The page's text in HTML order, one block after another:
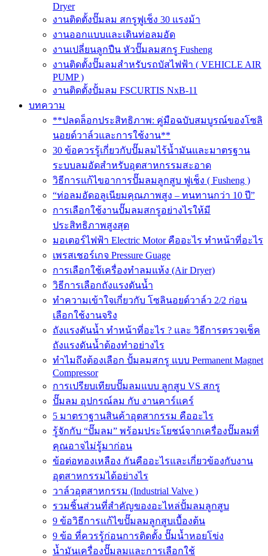
Dryer
งานติดตั้งปั๊มลม สกรูฟูเช็ง 30 แรงม้า
งานออกแบบและเดินท่อลมอัด
งานเปลี่ยนลูกปืน หัวปั๊มลมสกรู Fusheng
งานติดตั้งปั๊มลมสำหรับรถบัสไฟฟ้า ( VEHICLE AIR
PUMP )
งานติดตั้งปั้มลม FSCURTIS NxB-11
บทความ
**ปลดล็อกประสิทธิภาพ: คู่มือฉบับสมบูรณ์ของโซลิ
นอยด์วาล์วและการใช้งาน**
30 ข้อควรรู้เกี่ยวกับปั๊มลมไร้น้ำมันและมาตรฐาน
ระบบลมอัดสำหรับอุตสาหกรรมสะอาด
วิธีการแก้ไขอาการปั๊มลมลูกสูบ ฟูเช็ง ( Fusheng )
“ท่อลมอัดอลูเนียมคุณภาพสูง – ทนทานกว่า 10 ปี”
การเลือกใช้งานปั๊มลมสกรูอย่างไรให้มี
ประสิทธิภาพสูงสุด
มอเตอร์ไฟฟ้า Electric Motor คืออะไร ทำหน้าที่อะไร
เพรสเชอร์เกจ Pressure Guage
การเลือกใช้เครื่องทำลมแห้ง (Air Dryer)
วิธีการเลือกถังแรงดันน้ำ
ทำความเข้าใจเกี่ยวกับ โซลินอยด์วาล์ว 2/2 ก่อน
เลือกใช้งานจริง
ถังแรงดันน้ำ ทำหน้าที่อะไร ? และ วิธีการตรวจเช็ค
ถังแรงดันน้ำต้องทำอย่างไร
ทำไมถึงต้องเลือก ปั้มลมสกรู แบบ Permanent Magnet
Compressor
การเปรียบเทียบปั๊มลมแบบ ลูกสูบ VS สกรู
ปั๊มลม อุปกรณ์ลม กับ งานคาร์แคร์
5 มาตราฐานสินค้าอุตสากรรม คืออะไร
รู้จักกับ “ปั๊มลม” พร้อมประโยชน์จากเครื่องปั๊มลมที่
คุณอาจไม่รู้มาก่อน
ข้อต่อทองเหลือง กันคืออะไรและเกี่ยวข้องกับงาน
อุตสาหกรรมได้อย่างไร
วาล์วอุตสาหกรรม (Industrial Valve )
รวมชิ้นส่วนที่สำคัญของอะไหล่ปั้มลมลูกสูบ
9 ข้อวิธีการแก้ไขปั๊มลมลูกสูบเบื้องต้น
9 ข้อ ที่ควรรู้ก่อนการติดตั้ง ปั๊มน้ำหอยโข่ง
น้ำมันเครื่องปั๊มลมและการเลือกใช้